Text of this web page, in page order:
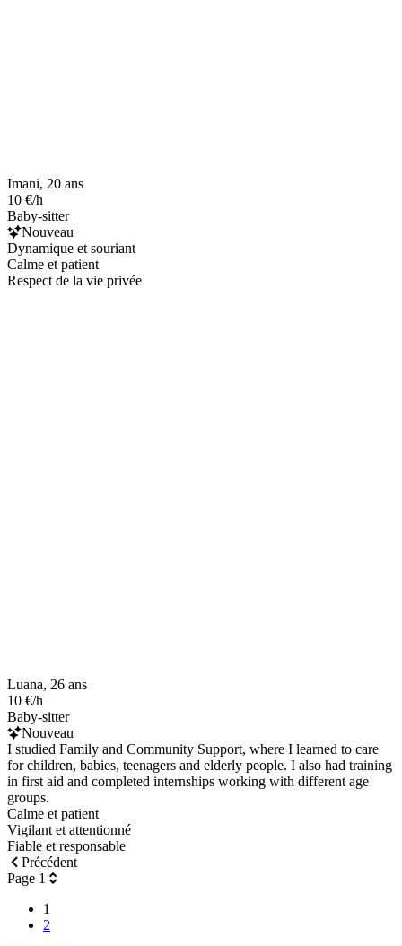
Imani, 20 ans
10 €/h
Baby-sitter
Nouveau
Dynamique et souriant
Calme et patient
Respect de la vie privée
Luana, 26 ans
10 €/h
Baby-sitter
Nouveau
I studied Family and Community Support, where I learned to care
for children, babies, teenagers and elderly people. I also had training
in first aid and completed internships working with different age
groups.
Calme et patient
Vigilant et attentionné
Fiable et responsable
Précédent
Page 1
1
2